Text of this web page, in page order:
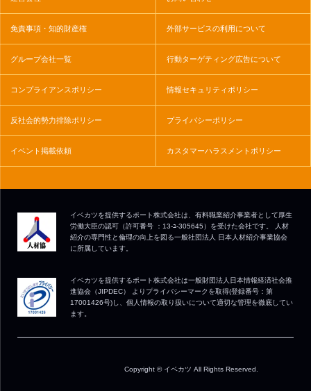
免責事項・知的財産権 外部サービスの利用について
グループ会社一覧 行動ターゲティング広告について
コンプライアンスポリシー 情報セキュリティポリシー
反社会的勢力排除ポリシー プライバシーポリシー
イベント掲載依頼 カスタマーハラスメントポリシー